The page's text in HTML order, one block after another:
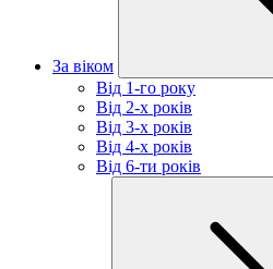
За віком
Від 1-го року
Від 2-х років
Від 3-х років
Від 4-х років
Від 6-ти років